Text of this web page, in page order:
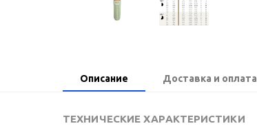
Описание Доставка и оплата
ТЕХНИЧЕСКИЕ ХАРАКТЕРИСТИКИ